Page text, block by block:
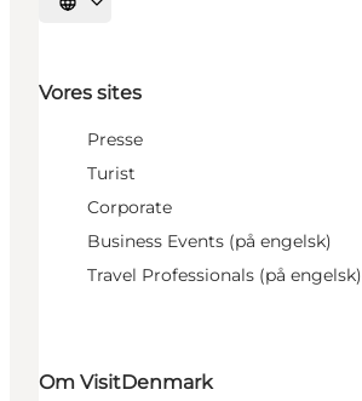
Vælg sprog
Vores sites
Presse
Turist
Corporate
Business Events (på engelsk)
Travel Professionals (på engelsk)
Om VisitDenmark